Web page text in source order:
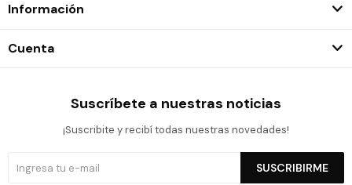
Información
Cuenta
Suscríbete a nuestras noticias
¡Suscribite y recibí todas nuestras novedades!
SUSCRIBIRME